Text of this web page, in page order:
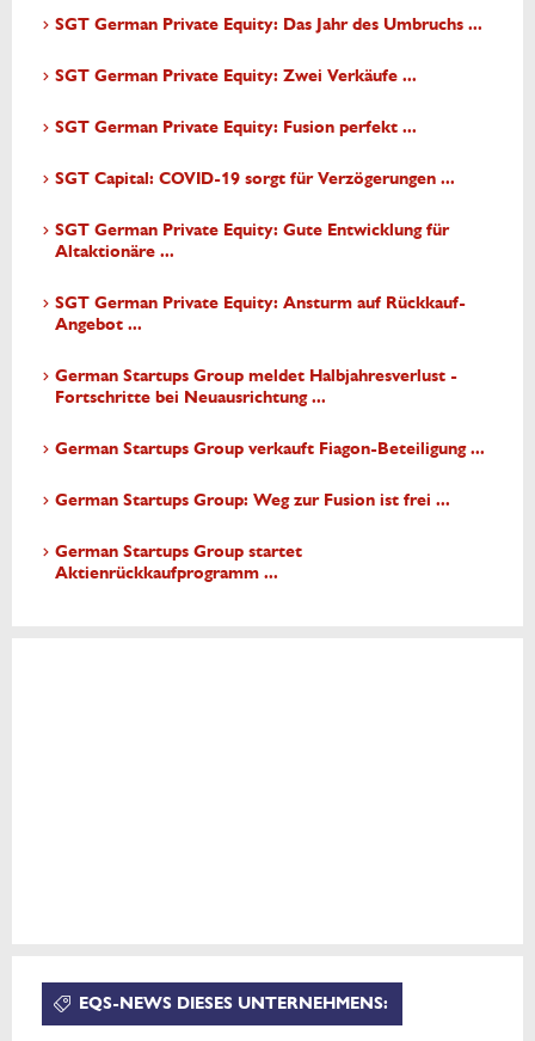
SGT German Private Equity: Das Jahr des Umbruchs ...
SGT German Private Equity: Zwei Verkäufe ...
SGT German Private Equity: Fusion perfekt ...
SGT Capital: COVID-19 sorgt für Verzögerungen ...
SGT German Private Equity: Gute Entwicklung für
Altaktionäre ...
SGT German Private Equity: Ansturm auf Rückkauf-
Angebot ...
German Startups Group meldet Halbjahresverlust -
Fortschritte bei Neuausrichtung ...
German Startups Group verkauft Fiagon-Beteiligung ...
German Startups Group: Weg zur Fusion ist frei ...
German Startups Group startet
Aktienrückkaufprogramm ...
EQS-NEWS DIESES UNTERNEHMENS: